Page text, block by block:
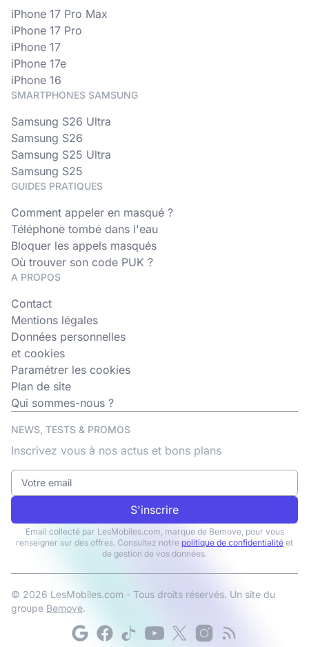
iPhone 17 Pro Max
iPhone 17 Pro
iPhone 17
iPhone 17e
iPhone 16
SMARTPHONES SAMSUNG
Samsung S26 Ultra
Samsung S26
Samsung S25 Ultra
Samsung S25
GUIDES PRATIQUES
Comment appeler en masqué ?
Téléphone tombé dans l'eau
Bloquer les appels masqués
Où trouver son code PUK ?
A PROPOS
Contact
Mentions légales
Données personnelles
et cookies
Paramétrer les cookies
Plan de site
Qui sommes-nous ?
NEWS, TESTS & PROMOS
Inscrivez vous à nos actus et bons plans
S'inscrire
Email collecté par LesMobiles.com, marque de Bemove, pour vous
renseigner sur des offres. Consultez notre politique de confidentialité et
de gestion de vos données.
© 2026 LesMobiles.com - Tous droits réservés. Un site du
groupe Bemove.